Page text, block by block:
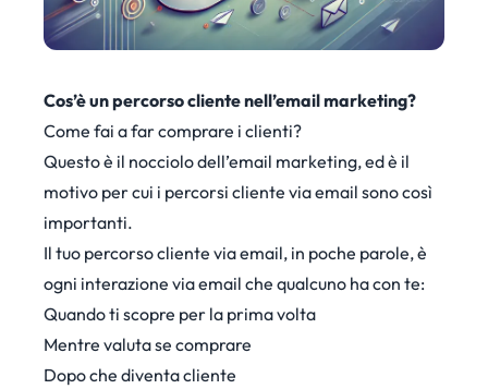
Cos’è un percorso cliente nell’email marketing?
Come fai a far comprare i clienti?
Questo è il nocciolo dell’email marketing, ed è il
motivo per cui i percorsi cliente via email sono così
importanti.
Il tuo percorso cliente via email, in poche parole, è
ogni interazione via email che qualcuno ha con te:
Quando ti scopre per la prima volta
Mentre valuta se comprare
Dopo che diventa cliente